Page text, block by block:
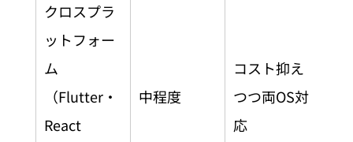
クロスプラ
ットフォー
ム
（Flutter・
React
中程度
コスト抑え
つつ両OS対
応